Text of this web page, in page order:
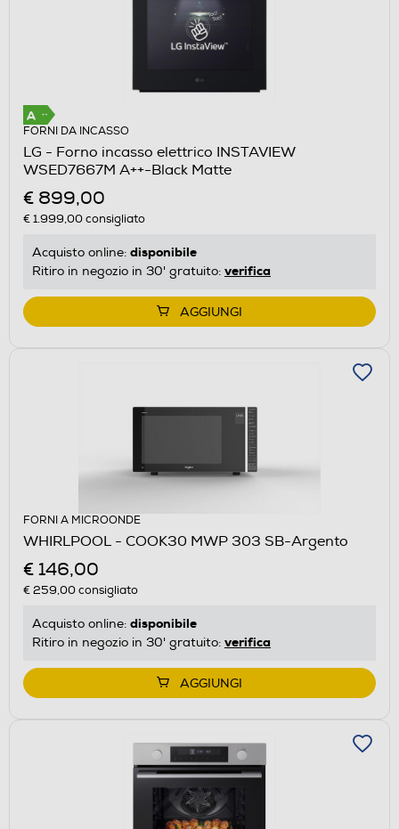
FORNI DA INCASSO
LG - Forno incasso elettrico INSTAVIEW
WSED7667M A++-Black Matte
€ 899,00
€ 1.999,00consigliato
Acquisto online: disponibile
Ritiro in negozio in 30' gratuito: verifica
AGGIUNGI
FORNI A MICROONDE
WHIRLPOOL - COOK30 MWP 303 SB-Argento
€ 146,00
€ 259,00consigliato
Acquisto online: disponibile
Ritiro in negozio in 30' gratuito: verifica
AGGIUNGI